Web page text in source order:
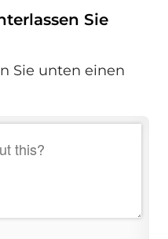
Sie
Sie unten einen